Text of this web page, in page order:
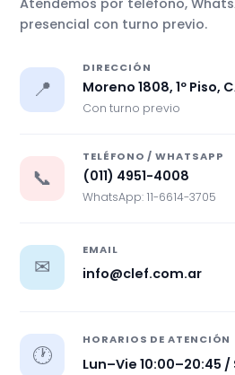
presencial con turno previo.
📍
DIRECCIÓN
Moreno 1808, 1º Piso,
Con turno previo
📞
TELÉFONO / WHATSAPP
(011) 4951-4008
WhatsApp: 11-6614-3705
✉
EMAIL
info@clef.com.ar
🕐
HORARIOS DE ATENCIÓN
Lun–Vie 10:00–20:45 /